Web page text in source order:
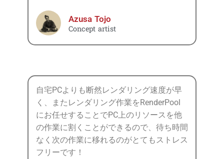
Azusa Tojo
Concept artist
自宅PCよりも断然レンダリング速度が早
く、またレンダリング作業をRenderPool
にお任せすることでPC上のリソースを他
の作業に割くことができるので、待ち時間
なく次の作業に移れるのがとてもストレス
フリーです！